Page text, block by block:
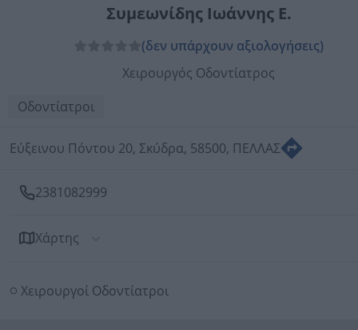
Συμεωνίδης Ιωάννης Ε.
(δεν υπάρχουν αξιολογήσεις)
Χειρουργός Οδοντίατρος
Οδοντίατροι
Εύξεινου Πόντου 20, Σκύδρα, 58500, ΠΕΛΛΑΣ
2381082999
Χάρτης
Χειρουργοί Οδοντίατροι